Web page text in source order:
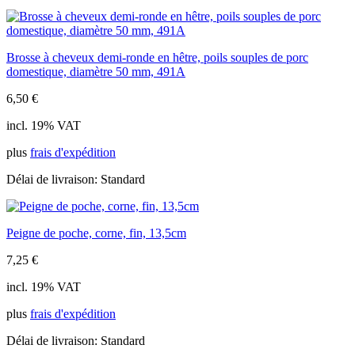
Brosse à cheveux demi-ronde en hêtre, poils souples de porc
domestique, diamètre 50 mm, 491A
6,50 €
incl. 19% VAT
plus frais d'expédition
Délai de livraison: Standard
Peigne de poche, corne, fin, 13,5cm
7,25 €
incl. 19% VAT
plus frais d'expédition
Délai de livraison: Standard